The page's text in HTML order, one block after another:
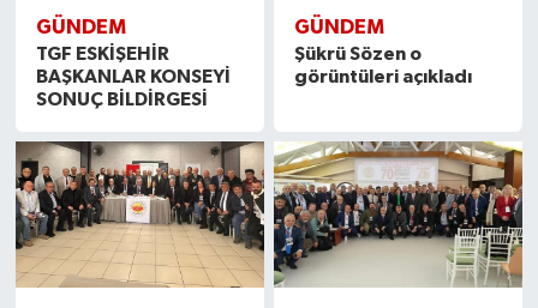
GÜNDEM
TGF ESKİŞEHİR
BAŞKANLAR KONSEYİ
SONUÇ BİLDİRGESİ
GÜNDEM
Şükrü Sözen o
görüntüleri açıkladı